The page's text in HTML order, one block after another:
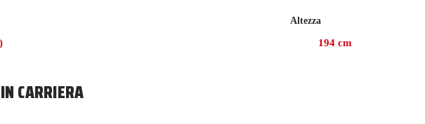
Chapecoense nel giugno 2020, Santana ha collezionato 24 presenze in
Altezza
194 cm
CARRIERA